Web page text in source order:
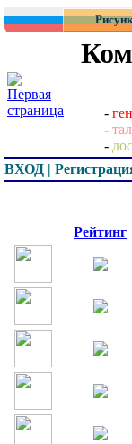
-
-
-
ВХОД |
Рейтинг